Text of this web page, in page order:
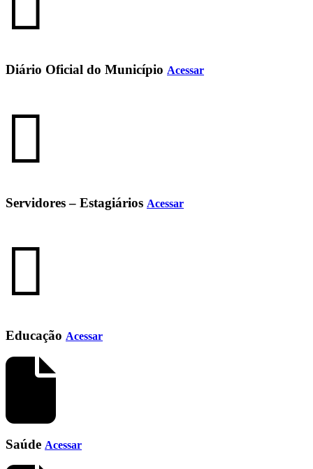
Diário Oficial do Município Acessar
Servidores – Estagiários Acessar
Educação Acessar
Saúde Acessar